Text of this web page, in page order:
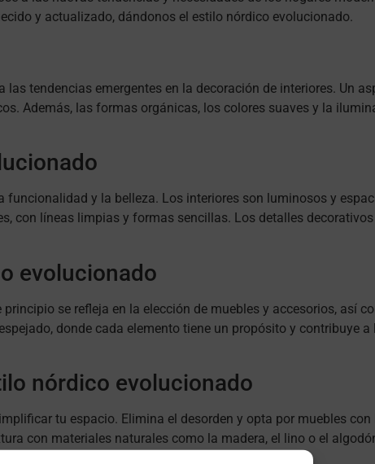
y actualizado, dándonos el estilo nórdico evolucionado.
tendencias emergentes en la decoración de interiores. Un
Además, las formas orgánicas, los colores suaves y la
y la belleza. Los interiores son luminosos y
con líneas limpias y formas sencillas. Los detalles
evolucionado
se refleja en la elección de muebles y accesorios, así
donde cada elemento tiene un propósito y contribuye a
nórdico evolucionado
tu espacio. Elimina el desorden y opta por muebles
con materiales naturales como la madera, el lino o el
y relajante.